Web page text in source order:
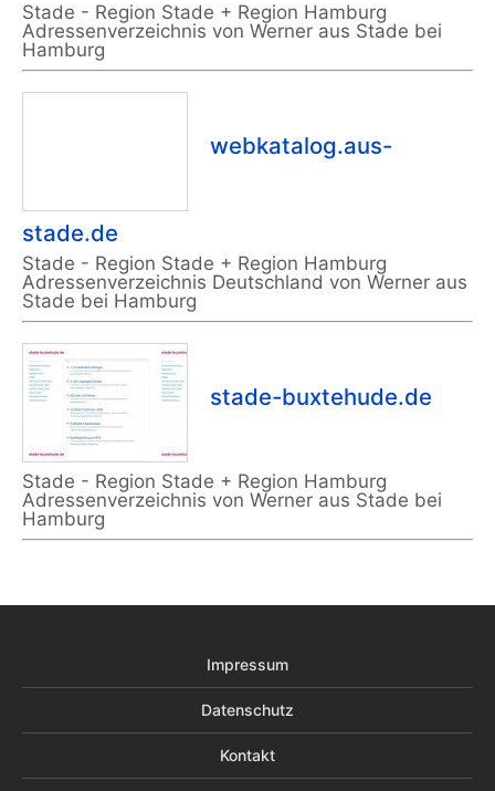
Stade - Region Stade + Region Hamburg
Adressenverzeichnis von Werner aus Stade bei
Hamburg
webkatalog.aus-
stade.de
Stade - Region Stade + Region Hamburg
Adressenverzeichnis Deutschland von Werner aus
Stade bei Hamburg
stade-buxtehude.de
Stade - Region Stade + Region Hamburg
Adressenverzeichnis von Werner aus Stade bei
Hamburg
Impressum
Datenschutz
Kontakt